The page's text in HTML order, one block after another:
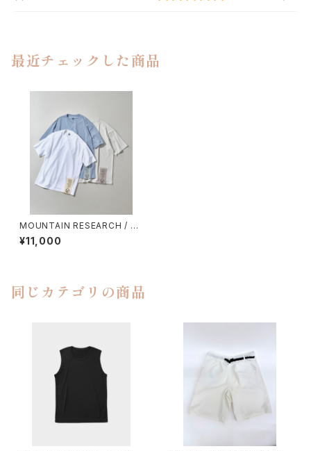
最近チェックした商品
MOUNTAIN RESEARCH / M
EGA TAG SHORT SLEEVE
¥11,000
同じカテゴリの商品